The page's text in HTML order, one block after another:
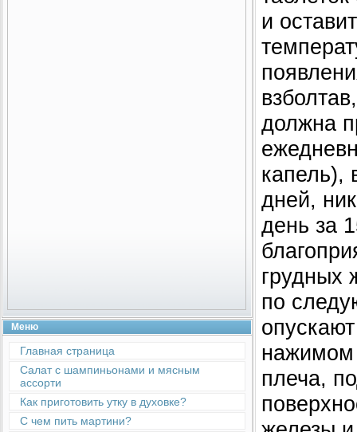
Меню
Главная страница
Салат с шампиньонами и мясным
ассорти
Как приготовить утку в духовке?
С чем пить мартини?
и
должна
капель),
дней,
день за
грудных
по
нажимом
плеча,